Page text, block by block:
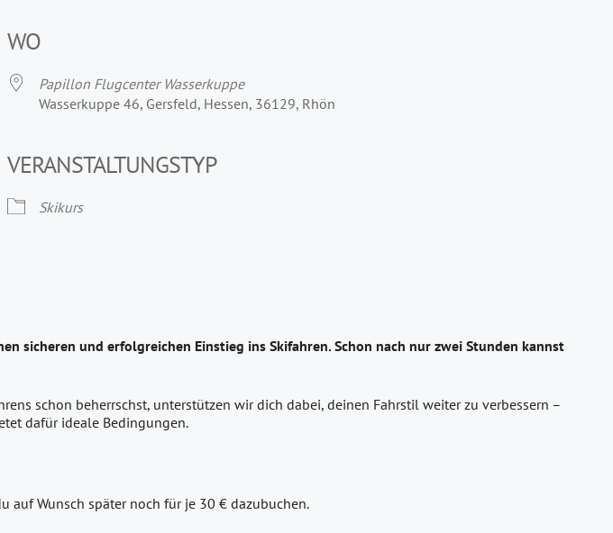
WO
Papillon Flugcenter Wasserkuppe
Wasserkuppe 46, Gersfeld, Hessen, 36129, Rhön
VERANSTALTUNGSTYP
Skikurs
sicheren und erfolgreichen Einstieg ins Skifahren. Schon nach nur zwei Stunden kannst
schon beherrschst, unterstützen wir dich dabei, deinen Fahrstil weiter zu verbessern –
dafür ideale Bedingungen.
auf Wunsch später noch für je 30 € dazubuchen.